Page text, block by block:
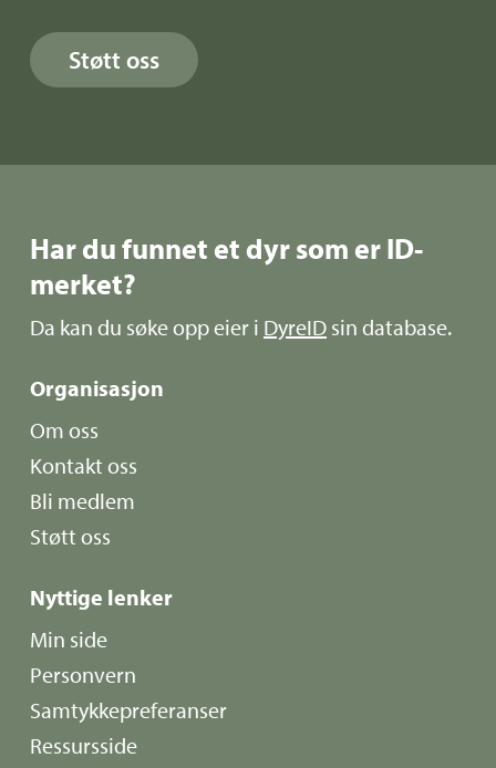
Støtt oss
Har du funnet et dyr som er ID-
merket?
Da kan du søke opp eier i DyreID sin database.
Organisasjon
Om oss
Kontakt oss
Bli medlem
Støtt oss
Nyttige lenker
Min side
Personvern
Samtykkepreferanser
Ressursside